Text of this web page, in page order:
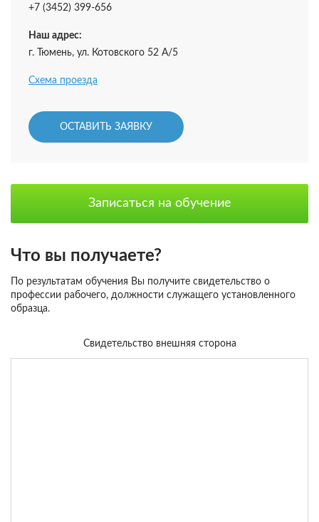
+7 (3452) 399-656
Наш адрес:
г. Тюмень, ул. Котовского 52 А/5
Схема проезда
ОСТАВИТЬ ЗАЯВКУ
Записаться на обучение
Что вы получаете?
По результатам обучения Вы получите свидетельство о
профессии рабочего, должности служащего установленного
образца.
Свидетельство внешняя сторона